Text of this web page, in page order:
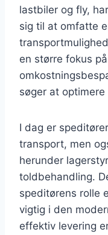
lastbiler og fly,
sig til at omfatte
en større fokus
søger at
I dag er
transport, men
herunder
toldbehandling.
speditørens rolle
vigtig i den
effektiv levering